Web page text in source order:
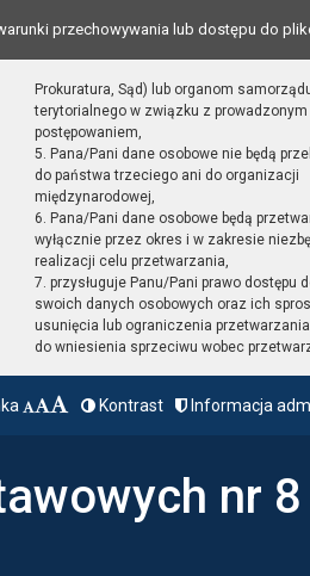
przechowywania lub dostępu do
Prokuratura, Sąd) lub organom
terytorialnego w związku z prowadzonym
postępowaniem,
5. Pana/Pani dane osobowe nie będą
do państwa trzeciego ani do organizacji
międzynarodowej,
6. Pana/Pani dane osobowe będą
wyłącznie przez okres i w zakresie
realizacji celu przetwarzania,
7. przysługuje Panu/Pani prawo dostępu
swoich danych osobowych oraz ich
usunięcia lub ograniczenia
do wniesienia sprzeciwu wobec
Kontrast Informacja
nr 8